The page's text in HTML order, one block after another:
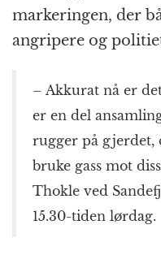
markeringen, der
angripere og
– Akkurat nå er
er en del
rugger på gjerdet,
bruke gass mot
Thokle ved
15.30-tiden lørdag.